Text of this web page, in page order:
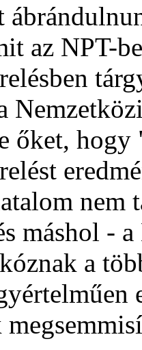
az NPT-
őket,
nem
máshol -
a